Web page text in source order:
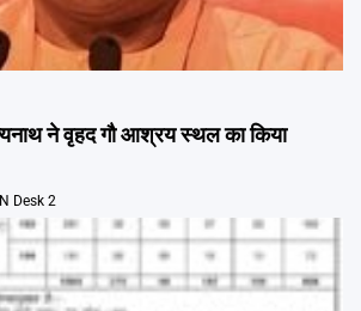
ने वृहद गौ आश्रय स्थल का किया
Desk 2